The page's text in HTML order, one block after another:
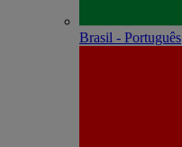
Brasil - Português